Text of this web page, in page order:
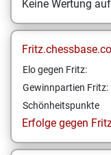
Keine Wertung auf
Elo gegen Fritz:
Gewinnpartien Fritz:
Schönheitspunkte
Erfolge gegen